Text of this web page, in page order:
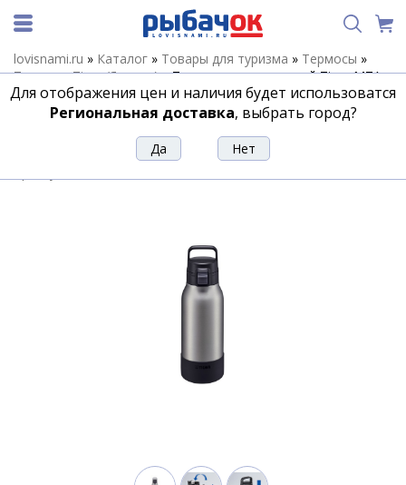
lovisnami.ru » Каталог » Товары для туризма » Термосы »
Термосы Tiger (Япония)»Термос универсальный Tiger MTA-
B100-XM емкость 1,0литра
Термос универсальный Tiger MTA-
B100-XM емкость 1,0литра
Для отображения цен и наличия будет использоватся
Региональная доставка, выбрать город?